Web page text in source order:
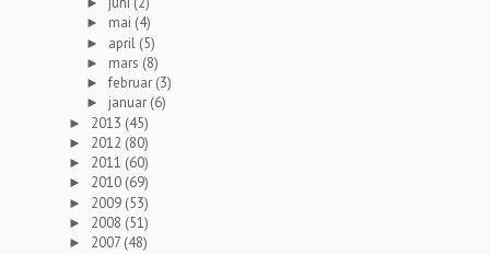
► mai (4)
► april (5)
► mars (8)
►februar (3)
► januar (6)
► 2013 (45)
► 2012 (80)
► 2011 (60)
► 2010 (69)
► 2009 (53)
► 2008 (51)
► 2007 (48)